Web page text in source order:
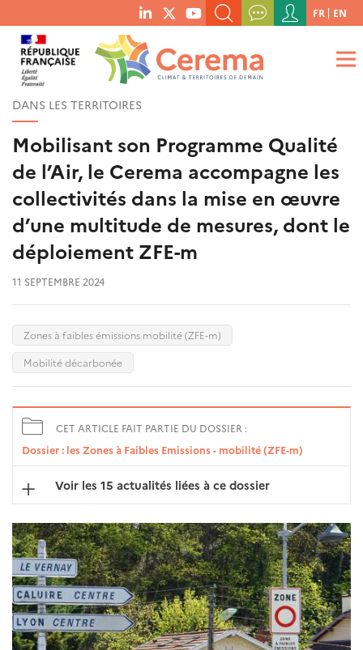
menu
social
links
RECHERCHER UN MOT-CLÉ, UNE PUBLICATION, ETC.
QUE RECHERCHEZ-VOUS ?
Menu
du
compte
de
FR EN
DANS LES TERRITOIRES
Mobilisant son Programme Qualité
de l’Air, le Cerema accompagne les
collectivités dans la mise en œuvre
d’une multitude de mesures, dont le
déploiement ZFE-m
11 SEPTEMBRE 2024
Zones à faibles émissions mobilité (ZFE-m)
Mobilité décarbonée
CET ARTICLE FAIT PARTIE DU DOSSIER :
Dossier : les Zones à Faibles Emissions - mobilité (ZFE-m)
Voir les 15 actualités liées à ce dossier